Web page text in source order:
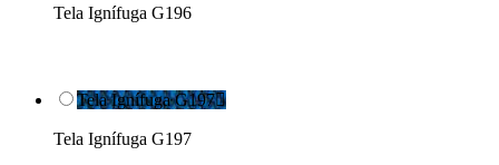
Tela Ignífuga G196
Tela Ignífuga G197
Tela Ignífuga G197